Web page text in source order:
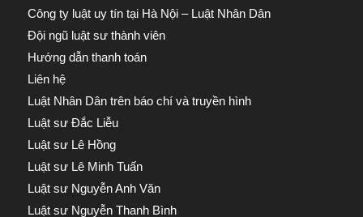
Công ty luật uy tín tại Hà Nội – Luật Nhân Dân
Đội ngũ luật sư thành viên
Hướng dẫn thanh toán
Liên hệ
Luật Nhân Dân trên báo chí và truyền hình
Luật sư Đắc Liễu
Luật sư Lê Hồng
Luật sư Lê Minh Tuấn
Luật sư Nguyễn Anh Văn
Luật sư Nguyễn Thanh Bình